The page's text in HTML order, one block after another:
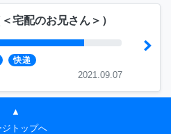
＜宅配のお兄さん＞ ）
快递
2021.09.07
▲
ジトップへ